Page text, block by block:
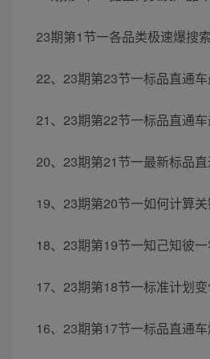
23期第1节一各品类极速爆搜
22、23期第23节一标品直通
21、23期第22节一标品直通
20、23期第21节一最新标品
19、23期第20节一如何计算
18、23期第19节一知己知彼
17、23期第18节一标准计划
16、23期第17节一标品直通